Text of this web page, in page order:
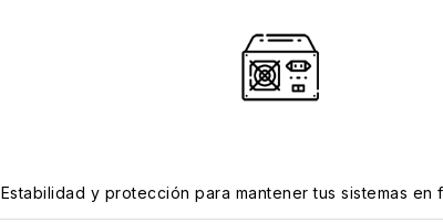
Estabilidad y protección para mantener tus sistemas en